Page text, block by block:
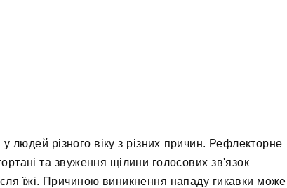
людей різного віку з різних причин. Рефлекторне
та звуження щілини голосових зв'язок
їжі. Причиною виникнення нападу гикавки може